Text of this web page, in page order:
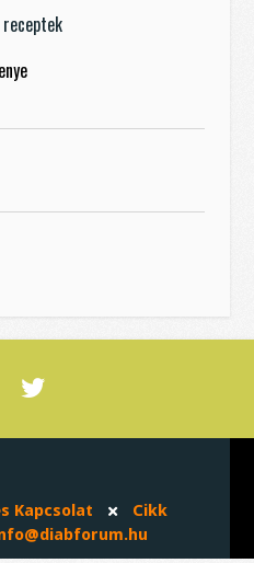
Kapcsolat
Cikk